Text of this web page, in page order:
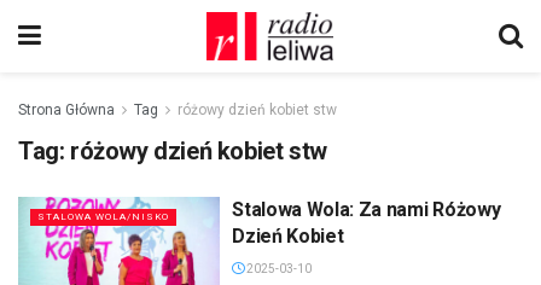
Strona Główna Tag różowy dzień kobiet stw
Tag: różowy dzień kobiet stw
STALOWA WOLA/NISKO
Stalowa Wola: Za nami Różowy
Dzień Kobiet
2025-03-10